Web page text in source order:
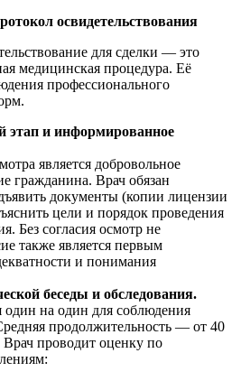
освидетельствования
для сделки — это
медицинская процедура. Её
профессионального
этап и информированное
является добровольное
гражданина. Врач обязан
документы (копии лицензии
цели и порядок проведения
Без согласия осмотр не
также является первым
и понимания
беседы и обследования.
один на один для соблюдения
продолжительность — от 40
проводит оценку по